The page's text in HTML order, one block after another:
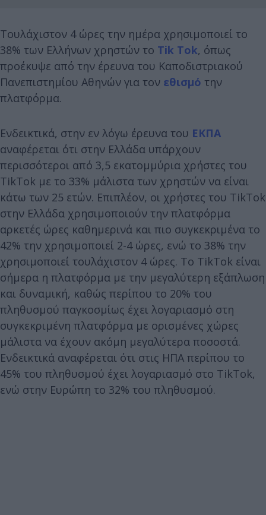
Τουλάχιστον 4 ώρες την ημέρα χρησιμοποιεί το
38% των Ελλήνων χρηστών το Tik Tok, όπως
προέκυψε από την έρευνα του Καποδιστριακού
Πανεπιστημίου Αθηνών για τον εθισμό την
πλατφόρμα.
Ενδεικτικά, στην εν λόγω έρευνα του ΕΚΠΑ
αναφέρεται ότι στην Ελλάδα υπάρχουν
περισσότεροι από 3,5 εκατομμύρια χρήστες του
TikTok με το 33% μάλιστα των χρηστών να είναι
κάτω των 25 ετών. Επιπλέον, οι χρήστες του TikTok
στην Ελλάδα χρησιμοποιούν την πλατφόρμα
αρκετές ώρες καθημερινά και πιο συγκεκριμένα το
42% την χρησιμοποιεί 2-4 ώρες, ενώ το 38% την
χρησιμοποιεί τουλάχιστον 4 ώρες. Το TikTok είναι
σήμερα η πλατφόρμα με την μεγαλύτερη εξάπλωση
και δυναμική, καθώς περίπου το 20% του
πληθυσμού παγκοσμίως έχει λογαριασμό στη
συγκεκριμένη πλατφόρμα με ορισμένες χώρες
μάλιστα να έχουν ακόμη μεγαλύτερα ποσοστά.
Ενδεικτικά αναφέρεται ότι στις ΗΠΑ περίπου το
45% του πληθυσμού έχει λογαριασμό στο TikTok,
ενώ στην Ευρώπη το 32% του πληθυσμού.